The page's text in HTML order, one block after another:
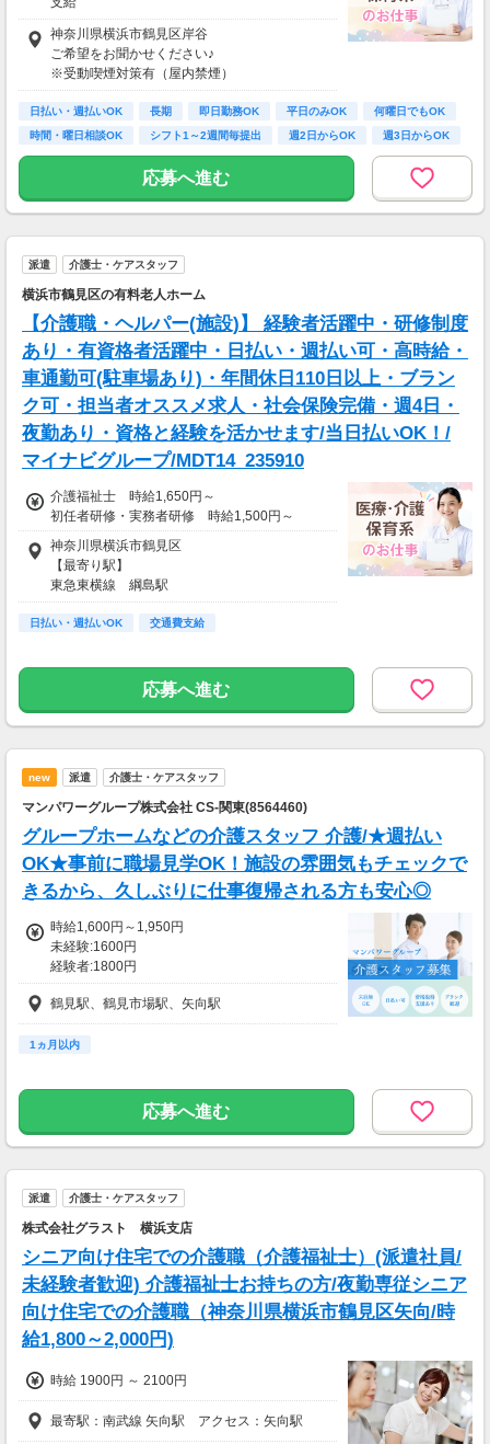
介護福祉士（時給）：1850円～2100円+交通費
支給
無資格（時給）：1400円～＋交通費支給
す。
※資格・経験・募集状況により異なります。
※週払いOK
神奈川県横浜市鶴見区岸谷
ご希望をお聞かせください♪
※受動喫煙対策有（屋内禁煙）
※ご自宅の近くや最寄り駅などからご紹介しま
す！
日払い・週払いOK 長期 即日勤務OK 平日のみOK
何曜日でもOK
時間・曜日相談OK
シフト1～2週間毎提出 週2日からOK 週3日からOK
応募へ進む
派遣 介護士・ケアスタッフ
横浜市鶴見区の有料老人ホーム
【介護職・ヘルパー(施設)】 経験者活躍中・研修制度
あり・有資格者活躍中・日払い・週払い可・高時給・
車通勤可(駐車場あり)・年間休日110日以上・ブラン
ク可・担当者オススメ求人・社会保険完備・週4日・
夜勤あり・資格と経験を活かせます/当日払いOK！/
マイナビグループ/MDT14_235910
介護福祉士 時給1,650円～
初任者研修・実務者研修 時給1,500円～
神奈川県横浜市鶴見区
【最寄り駅】
東急東横線 綱島駅
東急東横線 日吉駅
東急目黒線 日吉駅
JR鶴見線 鶴見駅
JR京浜東北線 鶴見駅
【アクセス】
「鶴見駅」バス約20分、徒歩約2分
日払い・週払いOK 交通費支給
応募へ進む
new 派遣 介護士・ケアスタッフ
マンパワーグループ株式会社 CS-関東(8564460)
グループホームなどの介護スタッフ 介護/★週払い
OK★事前に職場見学OK！施設の雰囲気もチェックで
きるから、久しぶりに仕事復帰される方も安心◎
時給1,600円～1,950円
未経験:1600円
経験者:1800円
介護福祉士:1950円
鶴見駅、鶴見市場駅、矢向駅
1ヵ月以内
応募へ進む
派遣 介護士・ケアスタッフ
株式会社グラスト 横浜支店
シニア向け住宅での介護職（介護福祉士）(派遣社員/
未経験者歓迎) 介護福祉士お持ちの方/夜勤専従シニア
向け住宅での介護職（神奈川県横浜市鶴見区矢向/時
給1,800～2,000円)
時給 1900円 ～ 2100円
最寄駅：南武線 矢向駅 アクセス：矢向駅